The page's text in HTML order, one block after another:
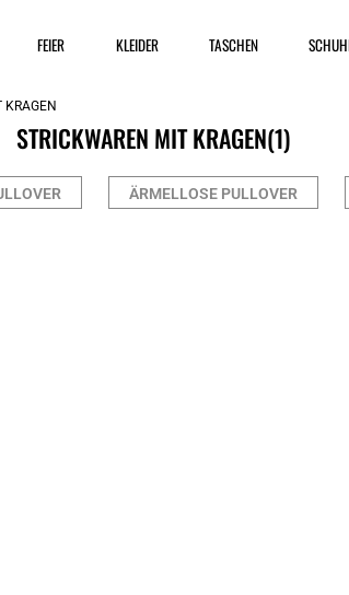
FEIER KLEIDER TASCHEN
KRAGEN
STRICKWAREN MIT KRAGEN(1)
ÄRMELLOSE PULLOVER